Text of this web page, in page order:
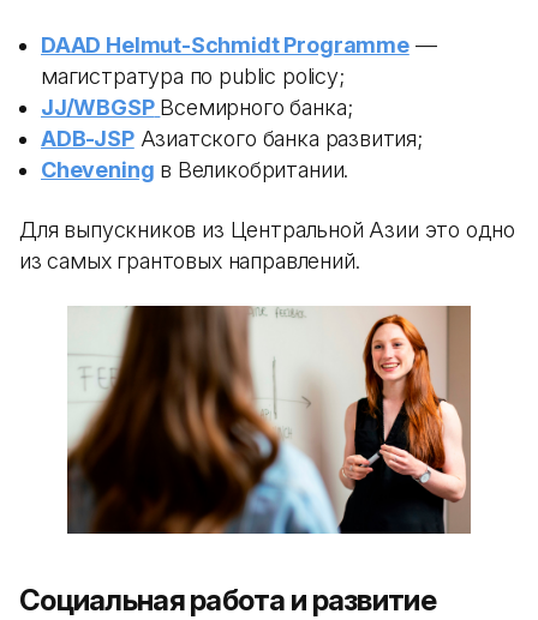
DAAD Helmut-Schmidt Programme—
магистратура по public policy;
JJ/WBGSP Всемирного банка;
ADB-JSPАзиатского банка развития;
Chevening в Великобритании.
Для выпускников из Центральной Азии это одно
из самых грантовых направлений.
Социальная работа и развитие